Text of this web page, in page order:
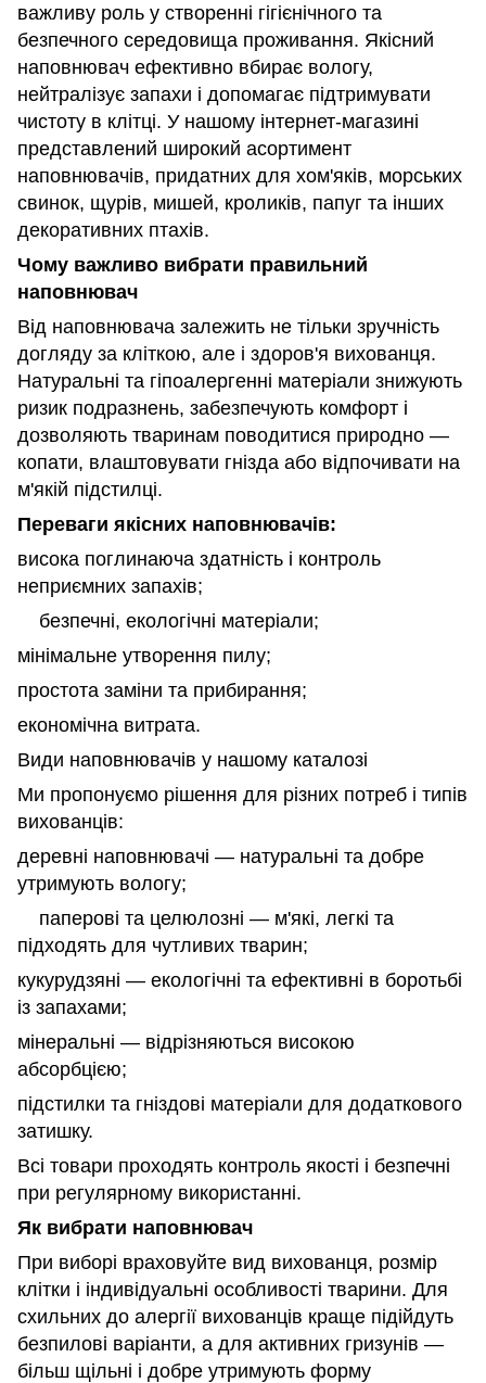
важливу роль у створенні гігієнічного та
безпечного середовища проживання. Якісний
наповнювач ефективно вбирає вологу,
нейтралізує запахи і допомагає підтримувати
чистоту в клітці. У нашому інтернет-магазині
представлений широкий асортимент
наповнювачів, придатних для хом'яків, морських
свинок, щурів, мишей, кроликів, папуг та інших
декоративних птахів.
Чому важливо вибрати правильний
наповнювач
Від наповнювача залежить не тільки зручність
догляду за кліткою, але і здоров'я вихованця.
Натуральні та гіпоалергенні матеріали знижують
ризик подразнень, забезпечують комфорт і
дозволяють тваринам поводитися природно —
копати, влаштовувати гнізда або відпочивати на
м'якій підстилці.
Переваги якісних наповнювачів:
висока поглинаюча здатність і контроль
неприємних запахів;
безпечні, екологічні матеріали;
мінімальне утворення пилу;
простота заміни та прибирання;
економічна витрата.
Види наповнювачів у нашому каталозі
Ми пропонуємо рішення для різних потреб і типів
вихованців:
деревні наповнювачі — натуральні та добре
утримують вологу;
паперові та целюлозні — м'які, легкі та
підходять для чутливих тварин;
кукурудзяні — екологічні та ефективні в боротьбі
із запахами;
мінеральні — відрізняються високою
абсорбцією;
підстилки та гніздові матеріали для додаткового
затишку.
Всі товари проходять контроль якості і безпечні
при регулярному використанні.
Як вибрати наповнювач
При виборі враховуйте вид вихованця, розмір
клітки і індивідуальні особливості тварини. Для
схильних до алергії вихованців краще підійдуть
безпилові варіанти, а для активних гризунів —
більш щільні і добре утримують форму